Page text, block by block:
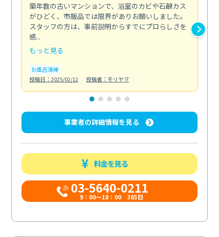
築年数の古いマンションで、浴室のカビや石鹸カス
がひどく、市販品では限界がありお願いしました。
スタッフの方は、事前説明からすでにプロらしさを
感...
もっと見る
お風呂清掃
投稿日：2025/02/12
投稿者：モリヤマ
事業者の詳細情報を見る
料金を見る
03-5640-0211
9：00～18：00 365日